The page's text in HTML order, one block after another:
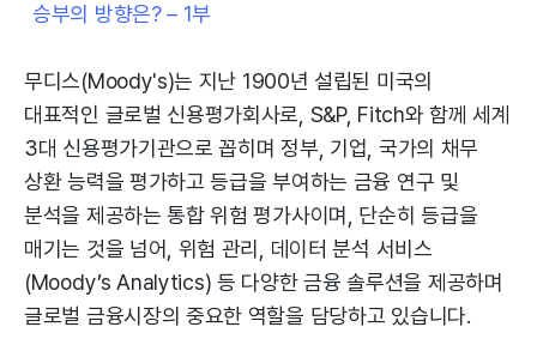
승부의 방향은? – 1부
무디스(Moody's)는 지난 1900년 설립된 미국의
대표적인 글로벌 신용평가회사로, S&P, Fitch와 함께 세계
3대 신용평가기관으로 꼽히며 정부, 기업, 국가의 채무
상환 능력을 평가하고 등급을 부여하는 금융 연구 및
분석을 제공하는 통합 위험 평가사이며, 단순히 등급을
매기는 것을 넘어, 위험 관리, 데이터 분석 서비스
(Moody’s Analytics) 등 다양한 금융 솔루션을 제공하며
글로벌 금융시장의 중요한 역할을 담당하고 있습니다.